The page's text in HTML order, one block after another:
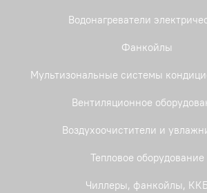
Водонагреватели
Фанкойлы
Мультизональные системы
Вентиляционное
Воздухоочистители и
Тепловое оборудование
Чиллеры, фанкойлы, ККБ